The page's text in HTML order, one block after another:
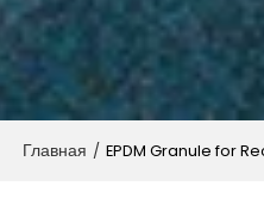
Главная / EPDM Granule for